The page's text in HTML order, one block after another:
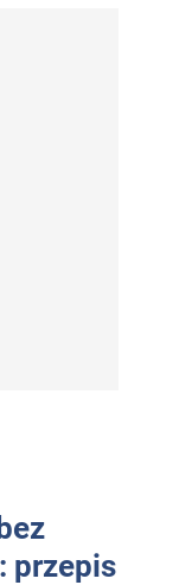
przepis